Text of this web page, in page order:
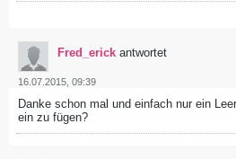
Fred_erick antwortet
16.07.2015, 09:39
Danke schon mal und einfach nur ein
ein zu fügen?